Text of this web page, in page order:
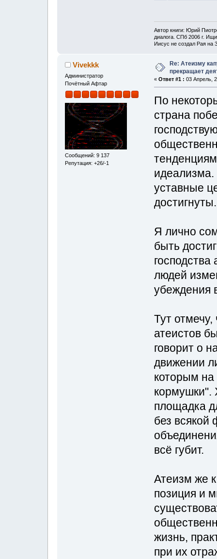
Автор книги: Юрий
диалога. СПб 2006 г. Ищи
Иисус не создал Рая
Vivekkk
Администратор
Почётный Афтар
Сообщений: 9 137
Репутация: +26/-1
Re: Атеизму
прекращает
« Ответ #1 : 03 Апрель,
По
страна
идеализма.
уставные
достигнуты.
Я лично
быть
людей
убеждения
Тут
атеистов
говорит о
движении
которым
кормушки".
площадка
без
всё губит.
Атеизм же
позиция и
жизнь,
при их